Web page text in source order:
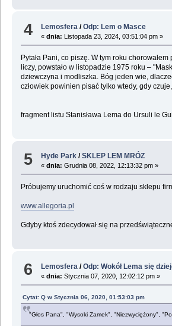
4 Lemosfera /Odp: Lem o Masce
«dnia: Listopada 23, 2024, 03:51:04 pm »
Pytała Pani, co piszę. W tym roku
liczy, powstało w listopadzie 1975 roku –
dziewczyna i modliszka. Bóg jeden wie,
człowiek powinien pisać tylko wtedy, gdy
fragment listu Stanisława Lema do Ursuli le
5 Hyde Park /SKLEP LEM MRÓZ
«dnia: Grudnia 08, 2022, 12:13:32 pm »
Próbujemy uruchomić coś w rodzaju sklepu
www.allegoria.pl
Gdyby ktoś zdecydował się na
6 Lemosfera /Odp: Wokół Lema się
«dnia: Stycznia 07, 2020, 12:02:12 pm »
Cytat: Q w Stycznia 06, 2020, 01:53:03 pm
"Głos Pana", "Wysoki Zamek", "Niezwyciężony",